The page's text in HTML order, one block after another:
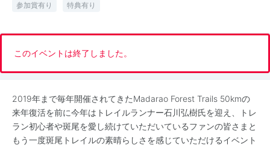
参加賞有り 特典有り
このイベントは終了しました。
2019年まで毎年開催されてきたMadarao Forest Trails 50kmの
来年復活を前に今年はトレイルランナー石川弘樹氏を迎え、トレ
ラン初心者や斑尾を愛し続けていただいているファンの皆さまと
もう一度斑尾トレイルの素晴らしさを感じていただけるイベント